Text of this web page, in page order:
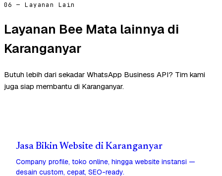
06 — Layanan Lain
Layanan Bee Mata lainnya di
Karanganyar
Butuh lebih dari sekadar WhatsApp Business API? Tim kami
juga siap membantu di Karanganyar.
Jasa Bikin Website di Karanganyar
Company profile, toko online, hingga website instansi —
desain custom, cepat, SEO-ready.